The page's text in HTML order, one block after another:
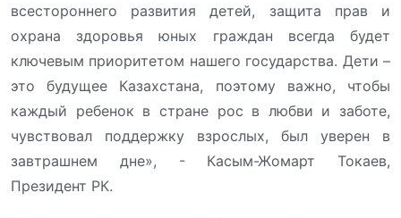
всестороннего развития детей, защита прав и
охрана здоровья юных граждан всегда будет
ключевым приоритетом нашего государства. Дети –
это будущее Казахстана, поэтому важно, чтобы
каждый ребенок в стране рос в любви и заботе,
чувствовал поддержку взрослых, был уверен в
завтрашнем дне», - Касым-Жомарт Токаев,
Президент РК.